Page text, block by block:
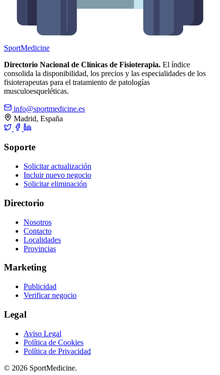
SportMedicine
Directorio Nacional de Clínicas de Fisioterapia. El índice
consolida la disponibilidad, los precios y las especialidades de los
fisioterapeutas para el tratamiento de patologías
musculoesqueléticas.
info@sportmedicine.es
Madrid, España
Soporte
Solicitar actualización
Incluir nuevo negocio
Solicitar eliminación
Directorio
Nosotros
Contacto
Localidades
Provincias
Marketing
Publicidad
Verificar negocio
Legal
Aviso Legal
Política de Cookies
Política de Privacidad
© 2026 SportMedicine.